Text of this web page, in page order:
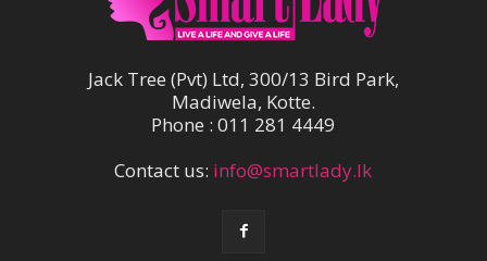
Jack Tree (Pvt) Ltd, 300/13 Bird Park,
Madiwela, Kotte.
Phone : 011 281 4449
Contact us: info@smartlady.lk